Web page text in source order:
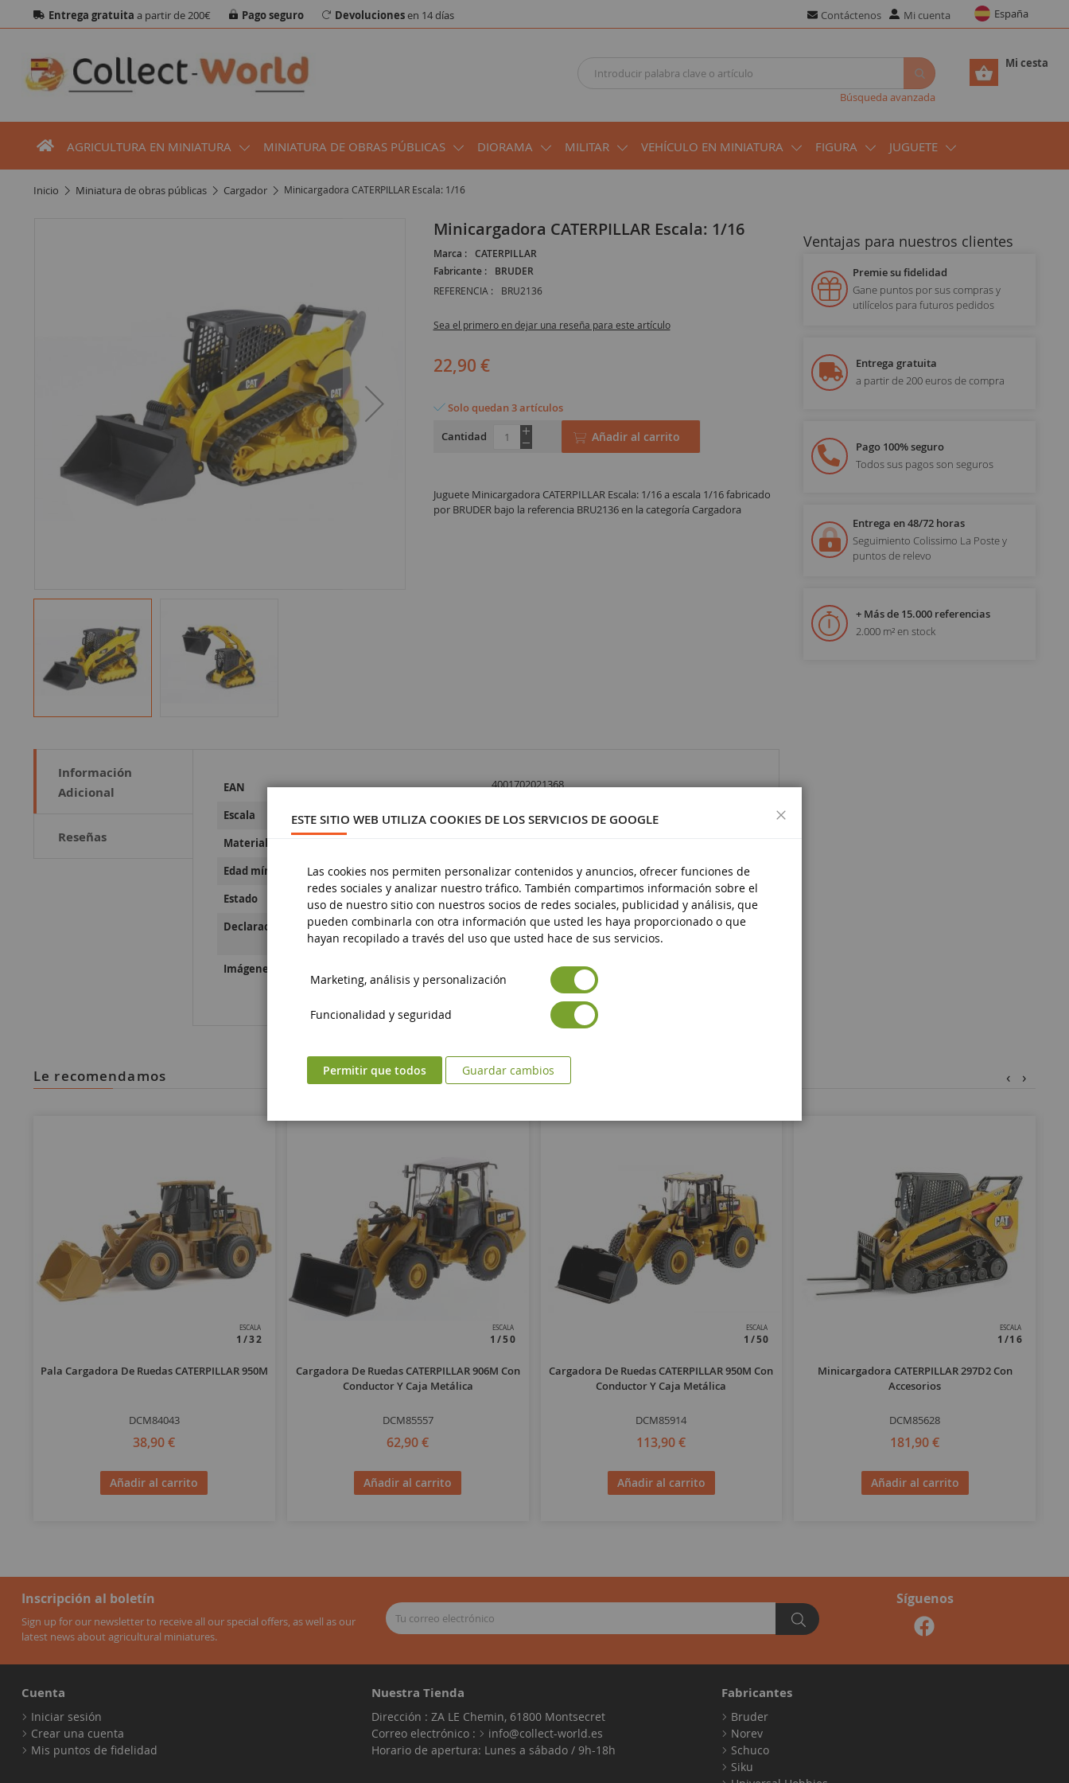
Entrega gratuita a partir de 200€ Pago seguro Devolucionesen 14 días Contáctenos Mi cuenta España
Mi cesta
Búsqueda avanzada
AGRICULTURA EN MINIATURA MINIATURA DE OBRAS PÚBLICAS DIORAMA MILITAR VEHÍCULO EN MINIATURA FIGURA JUGUETE
inicio miniatura de obras públicas cargador Minicargadora CATERPILLAR Escala: 1/16
Minicargadora CATERPILLAR Escala: 1/16
Marca :
CATERPILLAR
Fabricante :
BRUDER
REFERENCIA : BRU2136
Sea el primero en dejar una reseña para este artículo
22,90 €
Solo quedan 3 artículos
Cantidad
Añadir al carrito
Juguete Minicargadora CATERPILLAR Escala: 1/16 a escala 1/16 fabricado
por BRUDER bajo la referencia BRU2136 en la categoría Cargadora
Información
Adicional
Reseñas
Información
EAN 4001702021368
Escala
Material
Edad mínima a partir de 3 años
Estado Nueve
Declaraciones sobre la seguridad de los productos
Avertissement : ne convient pas aux enfants de moins
de 3 ans.
Imágenes sobre la seguridad de los productos
Ventajas para nuestros clientes
Premie su fidelidad
Gane puntos por sus compras y
utilícelos para futuros pedidos
Entrega gratuita
a partir de 200 euros de compra
Pago 100% seguro
Todos sus pagos son seguros
Entrega en 48/72 horas
Seguimiento Colissimo La Poste y
puntos de relevo
+ Más de 15.000 referencias
2.000 m² en stock
le recomendamos
ESCALA
1/32
Pala Cargadora De Ruedas CATERPILLAR 950M
DCM84043
38,90 €
Añadir al carrito
ESCALA
1/50
Cargadora De Ruedas CATERPILLAR 906M Con
Conductor Y Caja Metálica
DCM85557
62,90 €
Añadir al carrito
ESCALA
1/50
Cargadora De Ruedas CATERPILLAR 950M Con
Conductor Y Caja Metálica
DCM85914
113,90 €
Añadir al carrito
ESCALA
1/16
Minicargadora CATERPILLAR 297D2 Con
Accesorios
DCM85628
181,90 €
Añadir al carrito
‹ ›
Inscripción al boletín
Sign up for our newsletter to receive all our special offers, as well as our
latest news about agricultural miniatures.
Síguenos
Cuenta
Iniciar sesión
Crear una cuenta
Mis puntos de fidelidad
Nuestra Tienda
Dirección : ZA LE Chemin, 61800 Montsecret
Correo electrónico :
info@collect-world.es
Horario de apertura: Lunes a sábado / 9h-18h
Fabricantes
Bruder
Norev
Schuco
Siku
ESTE SITIO WEB UTILIZA COOKIES DE LOS SERVICIOS DE GOOGLE
Las cookies nos permiten personalizar contenidos y anuncios, ofrecer funciones de
redes sociales y analizar nuestro tráfico. También compartimos información sobre el
uso de nuestro sitio con nuestros socios de redes sociales, publicidad y análisis, que
pueden combinarla con otra información que usted les haya proporcionado o que
hayan recopilado a través del uso que usted hace de sus servicios.
Marketing, análisis y personalización
Funcionalidad y seguridad
Permitir que todos Guardar cambios